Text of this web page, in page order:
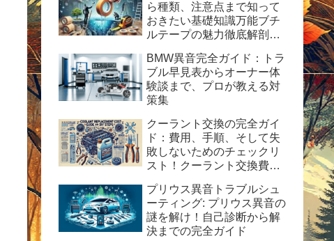
ら種類、注意点まで知って
おきたい基礎知識万能ブチ
ルテープの魅力徹底解剖！
定版ガイド
BMW異音完全ガイド：トラ
ブル早見表からオーナー体
験談まで、プロが教える対
策集
クーラント交換の完全ガイ
ド：費用、手順、そして失
敗しないためのチェックリ
スト！クーラント交換費用
の手順と方法を紹介。
プリウス異音トラブルシュ
ーティング: プリウス異音の
謎を解け！自己診断から解
決までの完全ガイド